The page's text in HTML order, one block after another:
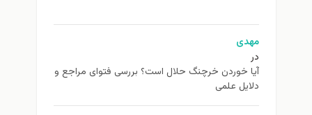
مهدی
در
آیا خوردن خرچنگ حلال است؟ بررسی فتوای مراجع و
دلایل علمی